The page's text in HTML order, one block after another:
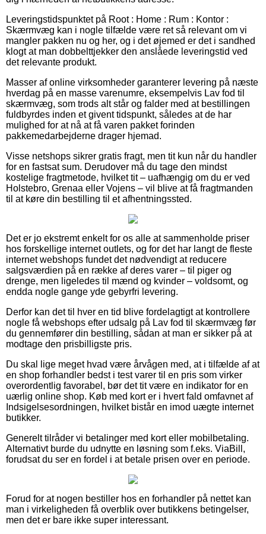
Leveringstidspunktet på Root : Home : Rum : Kontor :
Skærmvæg kan i nogle tilfælde være ret så relevant om vi
mangler pakken nu og her, og i det øjemed er det i sandhed
klogt at man dobbelttjekker den anslåede leveringstid ved
det relevante produkt.
Masser af online virksomheder garanterer levering på næste
hverdag på en masse varenumre, eksempelvis Lav fod til
skærmvæg, som trods alt står og falder med at bestillingen
fuldbyrdes inden et givent tidspunkt, således at de har
mulighed for at nå at få varen pakket forinden
pakkemedarbejderne drager hjemad.
Visse netshops sikrer gratis fragt, men tit kun når du handler
for en fastsat sum. Derudover må du tage den mindst
kostelige fragtmetode, hvilket tit – uafhængig om du er ved
Holstebro, Grenaa eller Vojens – vil blive at få fragtmanden
til at køre din bestilling til et afhentningssted.
Det er jo ekstremt enkelt for os alle at sammenholde priser
hos forskellige internet outlets, og for det har langt de fleste
internet webshops fundet det nødvendigt at reducere
salgsværdien på en række af deres varer – til piger og
drenge, men ligeledes til mænd og kvinder – voldsomt, og
endda nogle gange yde gebyrfri levering.
Derfor kan det til hver en tid blive fordelagtigt at kontrollere
nogle få webshops efter udsalg på Lav fod til skærmvæg før
du gennemfører din bestilling, sådan at man er sikker på at
modtage den prisbilligste pris.
Du skal lige meget hvad være årvågen med, at i tilfælde af at
en shop forhandler bedst i test varer til en pris som virker
overordentlig favorabel, bør det tit være en indikator for en
uærlig online shop. Køb med kort er i hvert fald omfavnet af
Indsigelsesordningen, hvilket bistår en imod uægte internet
butikker.
Generelt tilråder vi betalinger med kort eller mobilbetaling.
Alternativt burde du udnytte en løsning som f.eks. ViaBill,
forudsat du ser en fordel i at betale prisen over en periode.
Forud for at nogen bestiller hos en forhandler på nettet kan
man i virkeligheden få overblik over butikkens betingelser,
men det er bare ikke super interessant.